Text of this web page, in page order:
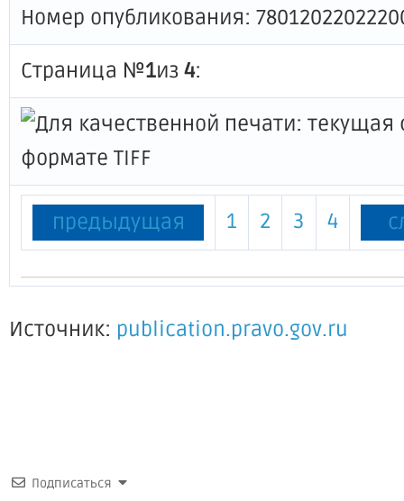
Номер опубликования:
Страница №1из 4:
предыдущая 1 2 3 4
Источник: publication.pravo.gov.ru
Подписаться